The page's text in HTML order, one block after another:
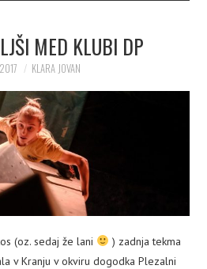
MED KLUBI DP
KLARA JOVAN
(oz. sedaj že lani
) zadnja tekma
v Kranju v okviru dogodka Plezalni